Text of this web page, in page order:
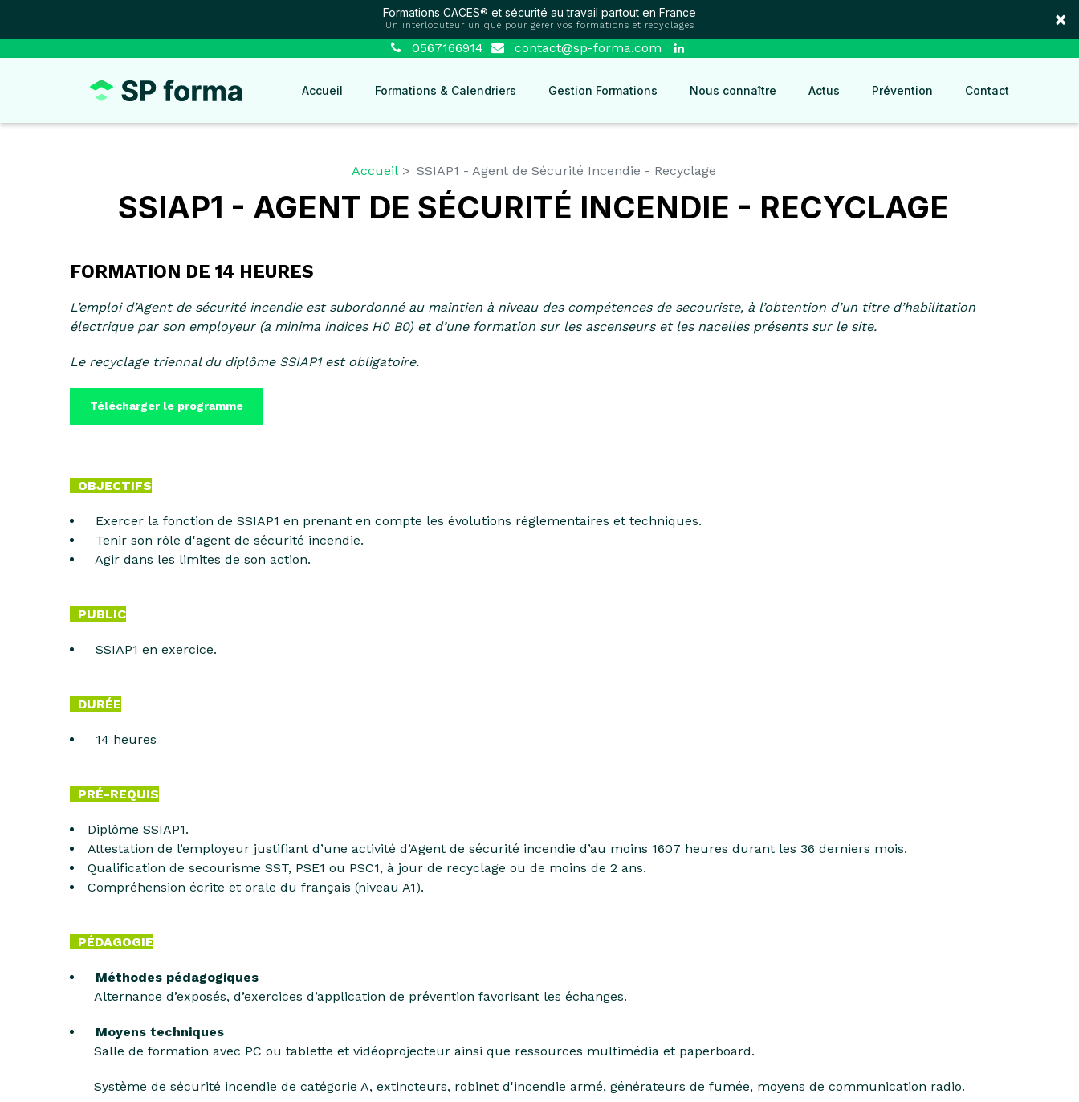
Formations CACES® et sécurité au travail partout en France
Un interlocuteur unique pour gérer vos formations et recyclages ×
0567166914 contact@sp-forma.com
Accueil Formations & Calendriers Gestion Formations Nous connaître Actus Prévention Contact
Accueil SSIAP1 - Agent de Sécurité Incendie - Recyclage
SSIAP1 - AGENT DE SÉCURITÉ INCENDIE - RECYCLAGE
FORMATION DE 14 HEURES
L’emploi d’Agent de sécurité incendie est subordonné au maintien à niveau des compétences de secouriste, à l’obtention d’un titre d’habilitation
électrique par son employeur (a minima indices H0 B0) et d’une formation sur les ascenseurs et les nacelles présents sur le site.
Le recyclage triennal du diplôme SSIAP1 est obligatoire.
Télécharger le programme
OBJECTIFS
Exercer la fonction de SSIAP1 en prenant en compte les évolutions réglementaires et techniques.
Tenir son rôle d'agent de sécurité incendie.
Agir dans les limites de son action.
PUBLIC
SSIAP1 en exercice.
DURÉE
14 heures
PRÉ-REQUIS
Diplôme SSIAP1.
Attestation de l’employeur justifiant d’une activité d’Agent de sécurité incendie d’au moins 1607 heures durant les 36 derniers mois.
Qualification de secourisme SST, PSE1 ou PSC1, à jour de recyclage ou de moins de 2 ans.
Compréhension écrite et orale du français (niveau A1).
PÉDAGOGIE
Méthodes pédagogiques
Alternance d’exposés, d’exercices d’application de prévention favorisant les échanges.
Moyens techniques
Salle de formation avec PC ou tablette et vidéoprojecteur ainsi que ressources multimédia et paperboard.
Système de sécurité incendie de catégorie A, extincteurs, robinet d'incendie armé, générateurs de fumée, moyens de communication radio.